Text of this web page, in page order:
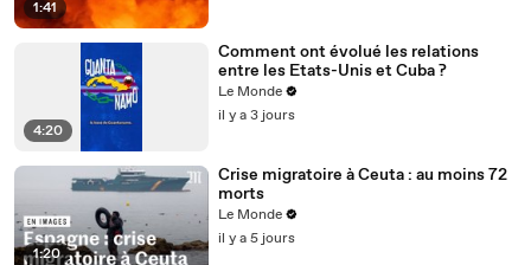
1:41
4:20
Comment ont évolué les relations
entre les Etats-Unis et Cuba ?
Le Monde
il y a 3 jours
1:20
Crise migratoire à Ceuta : au moins 72
morts
Le Monde
il y a 5 jours